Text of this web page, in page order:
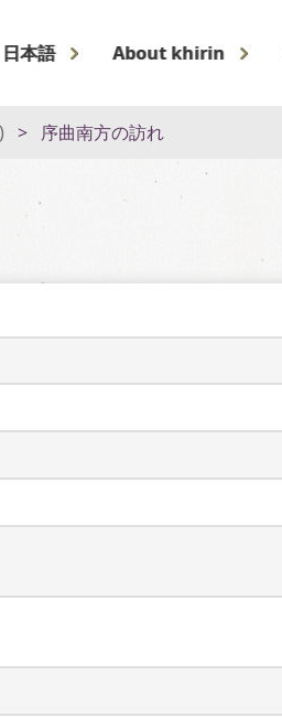
日本語 About khirin
序曲南方の訪れ